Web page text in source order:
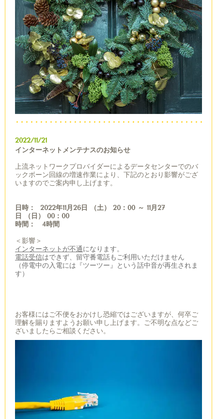
2022/11/21
インターネットメンテナスのお知らせ
上流ネットワークプロバイダーによるデータセンターでのバ
ックボーン回線の増速作業により、下記のとおり影響がござ
いますのでご案内申し上げます。
日時： 2022年11月 26日 （土） 20 ： 00 ～ 11月 27
日
（日） 00 ： 00
時間： 4時間
＜影響＞
インターネットが不通になります。
電話受信はできず、留守番電話もご利用いただけません
（停電中の入電には『ツーツー』という話中音が再生されま
す）
お客様にはご不便をおかけし恐縮ではございますが、何卒ご
理解を賜りますようお願い申し上げます。ご不明な点などご
ざいましたらご相談ください。